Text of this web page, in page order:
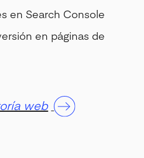
en Search Console
en páginas de
web